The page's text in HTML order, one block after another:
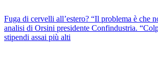
Fuga di cervelli all’estero? “Il problema è che
analisi di Orsini presidente Confindustria.
stipendi assai più alti